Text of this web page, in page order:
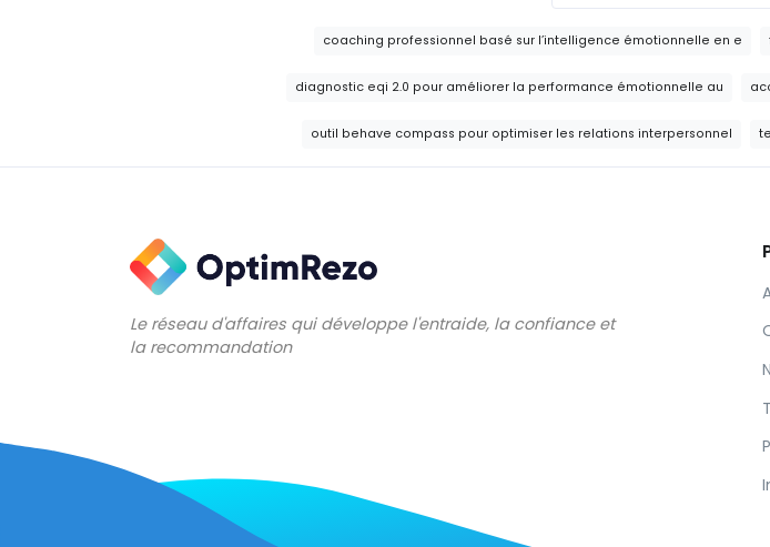
coaching professionnel basé sur l’intelligence émotionnelle en e
diagnostic eqi 2.0 pour améliorer la performance émotionnelle au
outil behave compass pour optimiser les relations interpersonnel
Le réseau d'affaires qui développe l'entraide, la confiance et
la recommandation